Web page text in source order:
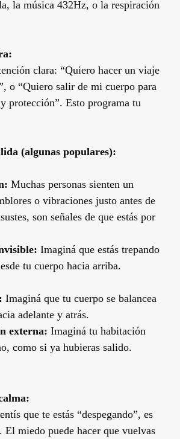
la música 432Hz, o la respiración
clara: “Quiero hacer un viaje
o “Quiero salir de mi cuerpo para
protección”. Esto programa tu
(algunas populares):
Muchas personas sienten un
o vibraciones justo antes de
son señales de que estás por
Imaginá que estás trepando
tu cuerpo hacia arriba.
Imaginá que tu cuerpo se balancea
adelante y atrás.
externa: Imaginá tu habitación
como si ya hubieras salido.
que te estás “despegando”, es
El miedo puede hacer que vuelvas